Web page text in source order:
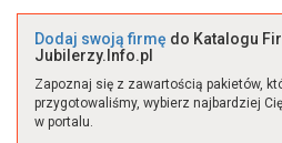
Dodaj swoją firmę do Katalogu
Jubilerzy.Info.pl
Zapoznaj się z zawartością pakietów,
przygotowaliśmy, wybierz najbardziej
w portalu.